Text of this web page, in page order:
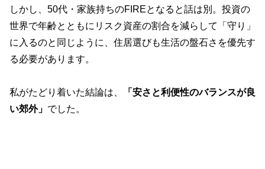
しかし、50代・家族持ちのFIREとなると話は別。投資の
世界で年齢とともにリスク資産の割合を減らして「守り」
に入るのと同じように、住居選びも生活の盤石さを優先す
る必要があります。
私がたどり着いた結論は、
「安さと利便性のバランスが良
い郊外」 でした。